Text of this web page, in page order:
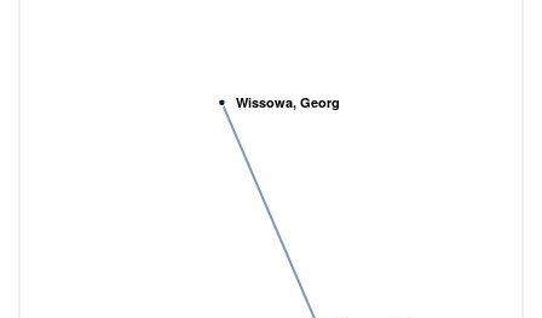
Wissowa, Georg